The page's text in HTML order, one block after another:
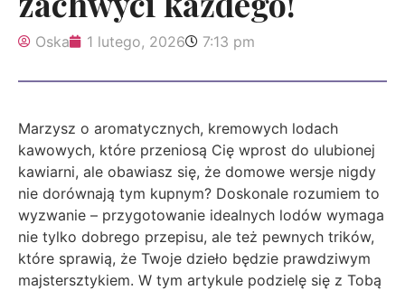
Oska 1 lutego, 2026 7:13 pm
Marzysz o aromatycznych, kremowych lodach
kawowych, które przeniosą Cię wprost do ulubionej
kawiarni, ale obawiasz się, że domowe wersje nigdy
nie dorównają tym kupnym? Doskonale rozumiem to
wyzwanie – przygotowanie idealnych lodów wymaga
nie tylko dobrego przepisu, ale też pewnych trików,
które sprawią, że Twoje dzieło będzie prawdziwym
majstersztykiem. W tym artykule podzielę się z Tobą